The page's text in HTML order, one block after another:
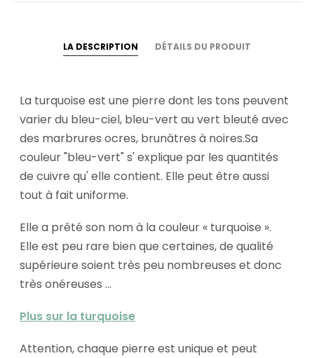
LA DESCRIPTION DÉTAILS DU PRODUIT
La turquoise est une pierre dont les tons peuvent
varier du bleu-ciel, bleu-vert au vert bleuté avec
des marbrures ocres, brunâtres à noires.Sa
couleur "bleu-vert" s' explique par les quantités
de cuivre qu' elle contient. Elle peut être aussi
tout à fait uniforme.
Elle a prêté son nom à la couleur « turquoise ».
Elle est peu rare bien que certaines, de qualité
supérieure soient très peu nombreuses et donc
très onéreuses ...
Plus sur la turquoise
Attention, chaque pierre est unique et peut